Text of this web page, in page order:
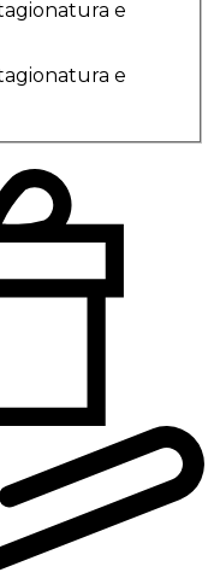
e
e